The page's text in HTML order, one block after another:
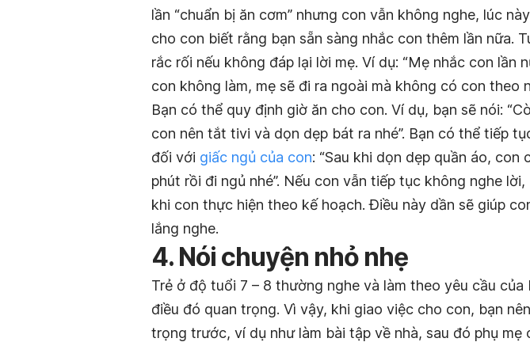
lần “chuẩn bị ăn cơm” nhưng con vẫn không nghe, lúc
cho con biết rằng bạn sẵn sàng nhắc con thêm lần nữa.
rắc rối nếu không đáp lại lời mẹ. Ví dụ: “Mẹ nhắc con lần
con không làm, mẹ sẽ đi ra ngoài mà không có con theo
Bạn có thể quy định giờ ăn cho con. Ví dụ, bạn sẽ nói:
con nên tắt tivi và dọn dẹp bát ra nhé”. Bạn có thể tiếp
đối với giấc ngủ của con: “Sau khi dọn dẹp quần áo, con
phút rồi đi ngủ nhé”. Nếu con vẫn tiếp tục không nghe
khi con thực hiện theo kế hoạch. Điều này dần sẽ giúp
lắng nghe.
4. Nói chuyện nhỏ nhẹ
Trẻ ở độ tuổi 7 – 8 thường nghe và làm theo yêu cầu
điều đó quan trọng. Vì vậy, khi giao việc cho con, bạn
trọng trước, ví dụ như làm bài tập về nhà, sau đó phụ